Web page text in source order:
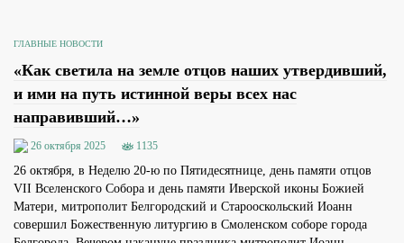
ГЛАВНЫЕ НОВОСТИ
«Как светила на земле отцов наших утвердивший,
и ими на путь истинной веры всех нас
направивший…»
26 октября 2025 1135
26 октября, в Неделю 20-ю по Пятидесятнице, день памяти отцов
VII Вселенского Собора и день памяти Иверской иконы Божией
Матери, митрополит Белгородский и Старооскольский Иоанн
совершил Божественную литургию в Смоленском соборе города